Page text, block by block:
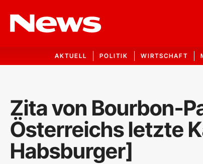
AKTUELL POLITIK WIRTSCHAFT
Zita von Bourbon-
Österreichs letzte
Habsburger]